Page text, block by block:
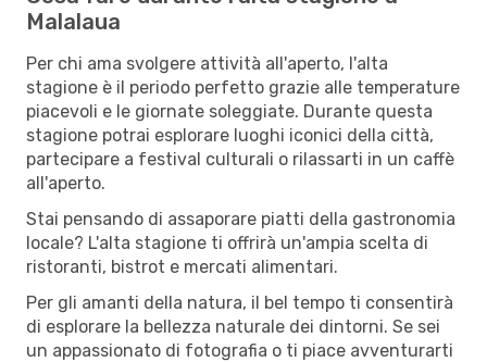
Malalaua
Per chi ama svolgere attività all'aperto, l'alta
stagione è il periodo perfetto grazie alle temperature
piacevoli e le giornate soleggiate. Durante questa
stagione potrai esplorare luoghi iconici della città,
partecipare a festival culturali o rilassarti in un caffè
all'aperto.
Stai pensando di assaporare piatti della gastronomia
locale? L'alta stagione ti offrirà un'ampia scelta di
ristoranti, bistrot e mercati alimentari.
Per gli amanti della natura, il bel tempo ti consentirà
di esplorare la bellezza naturale dei dintorni. Se sei
un appassionato di fotografia o ti piace avventurarti